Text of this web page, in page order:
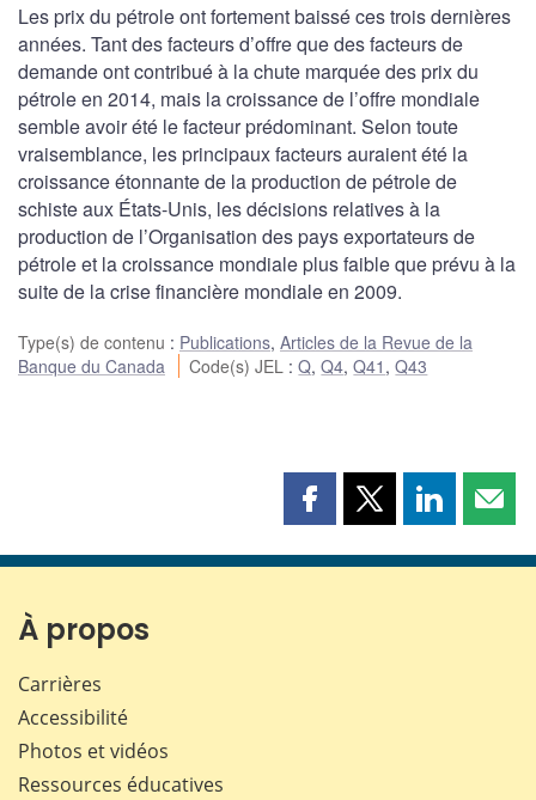
Les prix du pétrole ont fortement baissé ces trois dernières
années. Tant des facteurs d’offre que des facteurs de
demande ont contribué à la chute marquée des prix du
pétrole en 2014, mais la croissance de l’offre mondiale
semble avoir été le facteur prédominant. Selon toute
vraisemblance, les principaux facteurs auraient été la
croissance étonnante de la production de pétrole de
schiste aux États-Unis, les décisions relatives à la
production de l’Organisation des pays exportateurs de
pétrole et la croissance mondiale plus faible que prévu à la
suite de la crise financière mondiale en 2009.
Type(s) de contenu : Publications, Articles de la Revue de la
Banque du Canada
Code(s) JEL :Q,Q4,Q41 ,Q43
Partager
page
Partager
page
Partager
page page
À propos
Carrières
Accessibilité
Photos et vidéos
Ressources éducatives